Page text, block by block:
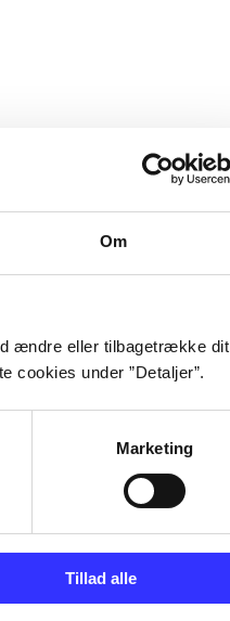
Om
ændre eller tilbagetrække dit
cookies under ”Detaljer”.
Marketing
Tillad alle